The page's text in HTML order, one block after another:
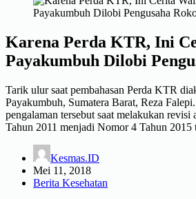
Karena Perda KTR, Ini
Payakumbuh Dilobi
Tarik ulur saat pembahasan Perda KTR
Payakumbuh, Sumatera Barat, Reza
pengalaman tersebut saat melakukan revisi
Tahun 2011 menjadi Nomor 4 Tahun 2015
Kesmas.ID
Mei 11, 2018
Berita Kesehatan